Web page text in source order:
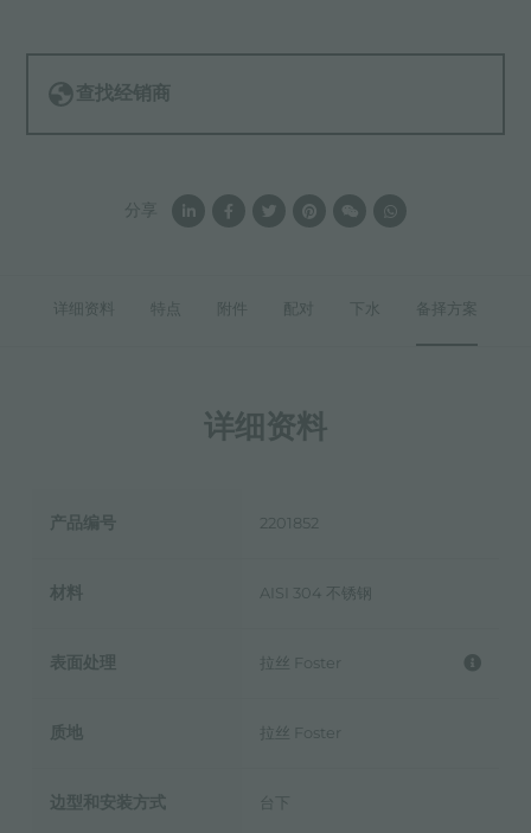
详细资料 特点 附件 配对 下水 备择方案
详细资料
产品编号 2201852
材料 AISI 304 不锈钢
表面处理 拉丝 Foster
质地 拉丝 Foster
边型和安装方式 台下
查找经销商
分享